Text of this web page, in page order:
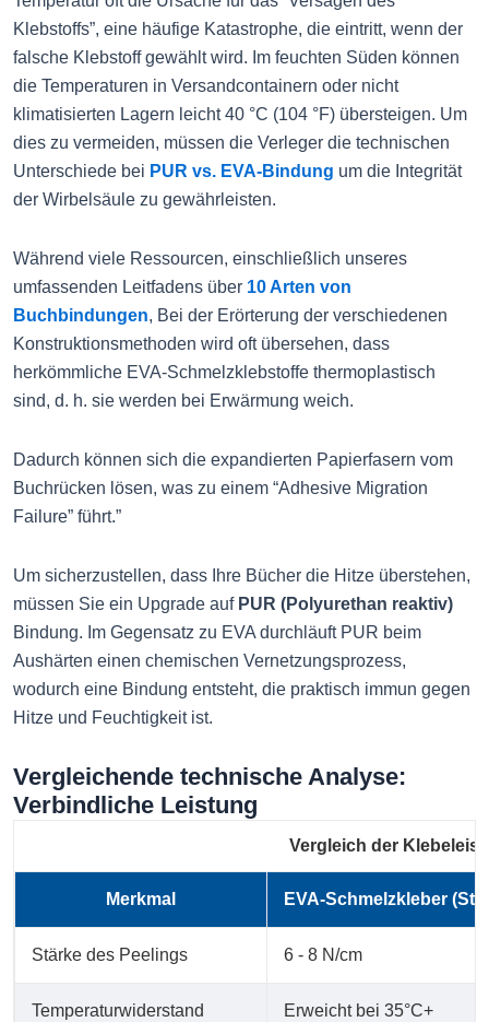
Klebstoffs”, eine häufige Katastrophe, die eintritt, wenn der
falsche Klebstoff gewählt wird. Im feuchten Süden können
die Temperaturen in Versandcontainern oder nicht
klimatisierten Lagern leicht 40 °C (104 °F) übersteigen. Um
dies zu vermeiden, müssen die Verleger die technischen
Unterschiede bei PUR vs. EVA-Bindung um die Integrität
der Wirbelsäule zu gewährleisten.
Während viele Ressourcen, einschließlich unseres
umfassenden Leitfadens über 10 Arten von
Buchbindungen, Bei der Erörterung der verschiedenen
Konstruktionsmethoden wird oft übersehen, dass
herkömmliche EVA-Schmelzklebstoffe thermoplastisch
sind, d. h. sie werden bei Erwärmung weich.
Dadurch können sich die expandierten Papierfasern vom
Buchrücken lösen, was zu einem “Adhesive Migration
Failure” führt.”
Um sicherzustellen, dass Ihre Bücher die Hitze überstehen,
müssen Sie ein Upgrade auf PUR (Polyurethan reaktiv)
Bindung. Im Gegensatz zu EVA durchläuft PUR beim
Aushärten einen chemischen Vernetzungsprozess,
wodurch eine Bindung entsteht, die praktisch immun gegen
Hitze und Feuchtigkeit ist.
Vergleichende technische Analyse:
Verbindliche Leistung
Vergleich der
Merkmal EVA-Schmelzkleber
Stärke des Peelings 6 - 8 N/cm
Temperaturwiderstand Erweicht bei 35°C+